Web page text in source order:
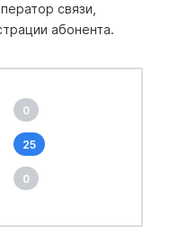
связи,
абонента.
0
25
0